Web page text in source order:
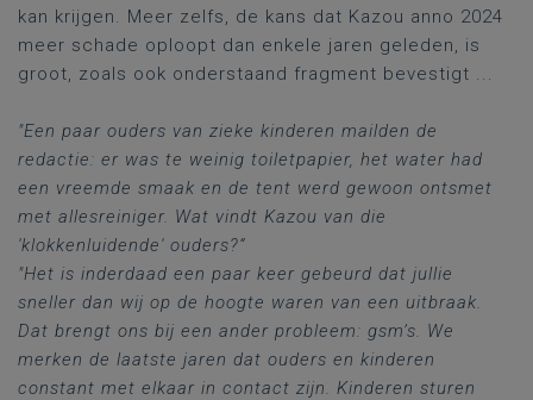
kan krijgen. Meer zelfs, de kans dat Kazou anno 2024
meer schade oploopt dan enkele jaren geleden, is
groot, zoals ook onderstaand fragment bevestigt ...
"Een paar ouders van zieke kinderen mailden de
redactie: er was te weinig toiletpapier, het water had
een vreemde smaak en de tent werd gewoon ontsmet
met allesreiniger. Wat vindt Kazou van die
'klokkenluidende' ouders?“
"Het is inderdaad een paar keer gebeurd dat jullie
sneller dan wij op de hoogte waren van een uitbraak.
Dat brengt ons bij een ander probleem: gsm’s. We
merken de laatste jaren dat ouders en kinderen
constant met elkaar in contact zijn. Kinderen sturen